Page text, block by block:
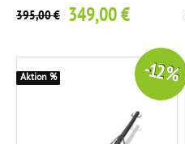
395,00 € 349,00 €
-12 %
Aktion %